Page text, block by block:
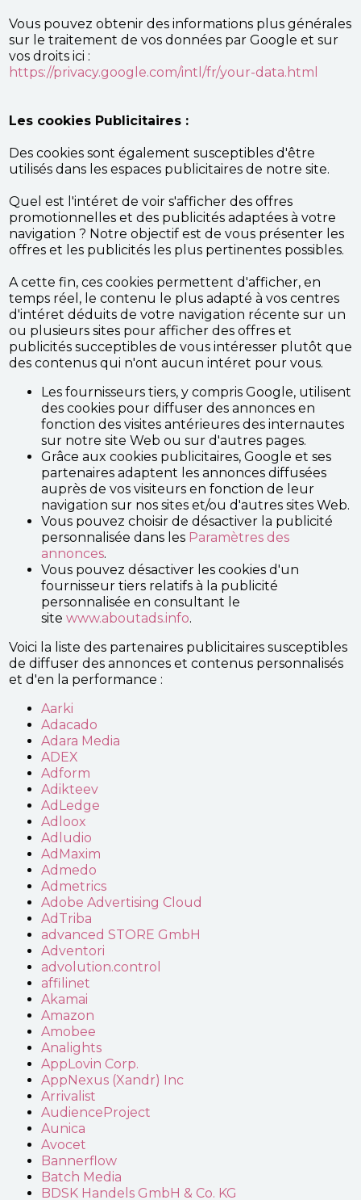
Vous pouvez obtenir des informations plus générales
sur le traitement de vos données par Google et sur
vos droits ici :
https://privacy.google.com/intl/fr/your-data.html
Les cookies Publicitaires :
Des cookies sont également susceptibles d'être
utilisés dans les espaces publicitaires de notre site.
Quel est l'intéret de voir s'afficher des offres
promotionnelles et des publicités adaptées à votre
navigation ? Notre objectif est de vous présenter les
offres et les publicités les plus pertinentes possibles.
A cette fin, ces cookies permettent d'afficher, en
temps réel, le contenu le plus adapté à vos centres
d'intéret déduits de votre navigation récente sur un
ou plusieurs sites pour afficher des offres et
publicités succeptibles de vous intéresser plutôt que
des contenus qui n'ont aucun intéret pour vous.
Les fournisseurs tiers, y compris Google, utilisent
des cookies pour diffuser des annonces en
fonction des visites antérieures des internautes
sur notre site Web ou sur d'autres pages.
Grâce aux cookies publicitaires, Google et ses
partenaires adaptent les annonces diffusées
auprès de vos visiteurs en fonction de leur
navigation sur nos sites et/ou d'autres sites Web.
Vous pouvez choisir de désactiver la publicité
personnalisée dans les Paramètres des
annonces.
Vous pouvez désactiver les cookies d'un
fournisseur tiers relatifs à la publicité
personnalisée en consultant le
site www.aboutads.info.
Voici la liste des partenaires publicitaires susceptibles
de diffuser des annonces et contenus personnalisés
et d'en la performance :
Aarki
Adacado
Adara Media
ADEX
Adform
Adikteev
AdLedge
Adloox
Adludio
AdMaxim
Admedo
Admetrics
Adobe Advertising Cloud
AdTriba
advanced STORE GmbH
Adventori
advolution.control
affilinet
Akamai
Amazon
Amobee
Analights
AppLovin Corp.
AppNexus (Xandr) Inc
Arrivalist
AudienceProject
Aunica
Avocet
Bannerflow
Batch Media
BDSK Handels GmbH & Co. KG